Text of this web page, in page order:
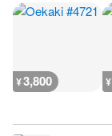
¥3,800 ¥